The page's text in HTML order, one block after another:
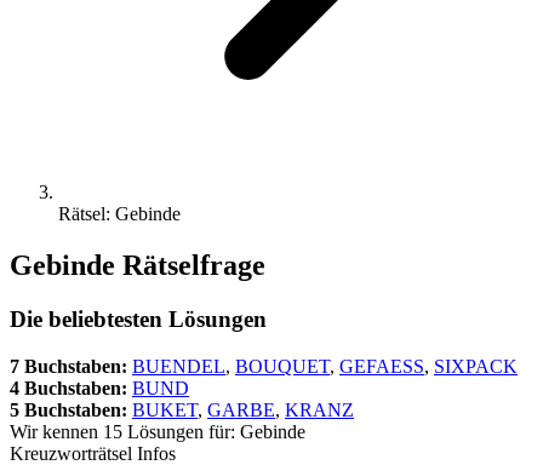
Rätsel: Gebinde
Gebinde Rätselfrage
Die beliebtesten Lösungen
7 Buchstaben: BUENDEL, BOUQUET, GEFAESS, SIXPACK
4 Buchstaben: BUND
5 Buchstaben: BUKET, GARBE, KRANZ
Wir kennen 15 Lösungen für: Gebinde
Kreuzworträtsel Infos